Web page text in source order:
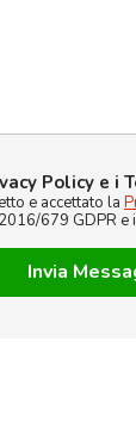
Policy e i
e accettato la
679 GDPR e